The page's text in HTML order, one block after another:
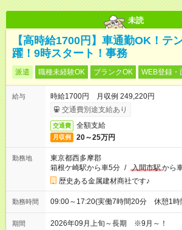
未読
【高時給1700円】車通勤OK！テ
躍！9時スタート！事務
派遣 職種未経験OK ブランクOK WEB登録・
給与
時給1700円 月収例 249,220円
交通費別途支給あり
交通費 全額支給
月収例 20～25万円
勤務地
東京都西多摩郡
箱根ケ崎駅から車5分 / 入間市駅から
歴史ある金属建材商社です♪
勤務時間 09:00～17:20(実働7時間20分 休憩1時
期間 2026年09月上旬～長期 ※9月～！